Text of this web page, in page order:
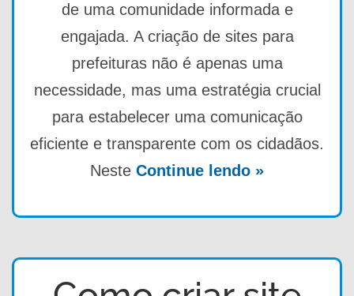
de uma comunidade informada e
engajada. A criação de sites para
prefeituras não é apenas uma
necessidade, mas uma estratégia crucial
para estabelecer uma comunicação
eficiente e transparente com os cidadãos.
Neste Continue lendo »